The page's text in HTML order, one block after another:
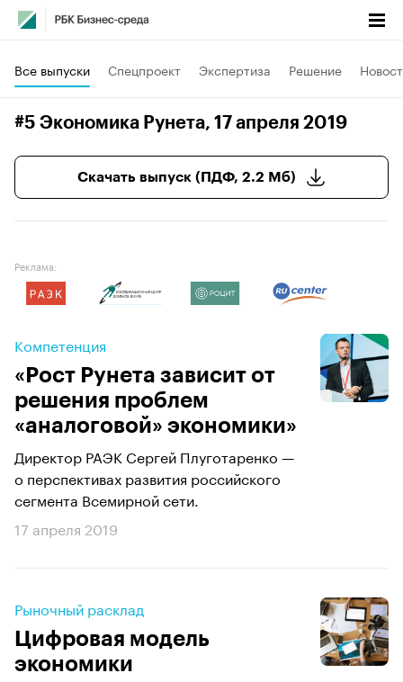
Все выпуски Спецпроект Экспертиза Решение
#5 Экономика Рунета, 17 апреля 2019
Скачать выпуск (ПДФ, 2.2 Мб)
Реклама:
Компетенция
«Рост Рунета зависит от
решения проблем
«аналоговой» экономики»
Директор РАЭК Сергей Плуготаренко —
о перспективах развития российского
сегмента Всемирной сети.
17 апреля 2019
Рыночный расклад
Цифровая модель
экономики